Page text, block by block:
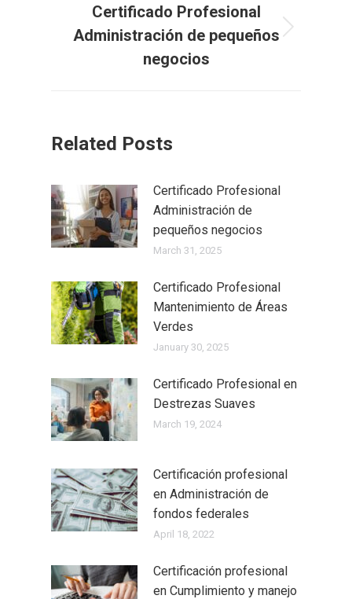
Certificado Profesional
Administración de pequeños
negocios
Related Posts
Certificado Profesional
Administración de
pequeños negocios
March 31, 2025
Certificado Profesional
Mantenimiento de Áreas
Verdes
January 30, 2025
Certificado Profesional en
Destrezas Suaves
March 19, 2024
Certificación profesional
en Administración de
fondos federales
April 18, 2022
Certificación profesional
en Cumplimiento y manejo